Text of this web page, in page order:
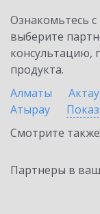
Ознакомьтесь
выберите
консультацию,
продукта.
Алматы
Актау
Атырау
Смотрите
Партнеры в